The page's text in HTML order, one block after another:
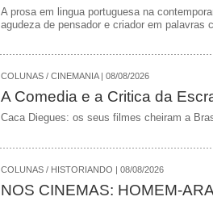
A prosa em lingua portuguesa na
agudeza de pensador e criador em palavras
COLUNAS / CINEMANIA | 08/08/2026
A Comedia e a Critica da
Caca Diegues: os seus filmes cheiram a
COLUNAS / HISTORIANDO | 08/08/2026
NOS CINEMAS: HOMEM-